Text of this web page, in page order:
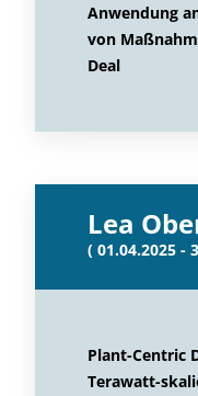
Anwendung
von
Deal
Lea
( 01.04.2025 -
Plant-Centric
Terawatt-